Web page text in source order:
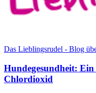
Das Lieblingsrudel - Blog
Hundegesundheit:
Chlordioxid